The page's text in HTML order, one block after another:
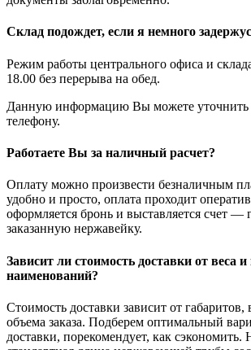
Склад подождет, если я немного
Режим работы центрального офиса и
18.00 без перерыва на обед.
Данную информацию Вы можете уточнить
телефону.
Работаете Вы за наличный расчет?
Оплату можно произвести безналичным
удобно и просто, оплата проходит
оформляется бронь и выставляется счет —
заказанную нержавейку.
Зависит ли стоимость доставки от веса и
наименований?
Стоимость доставки зависит от габаритов,
объема заказа. Подберем оптимальный
доставки, порекомендует, как сэкономить.